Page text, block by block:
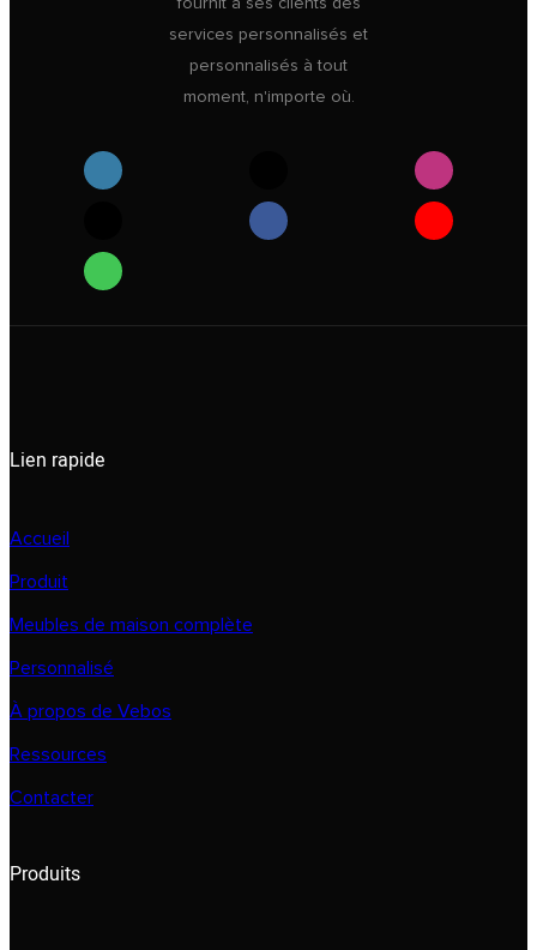
fournit à ses clients des
services personnalisés et
personnalisés à tout
moment, n'importe où.
Lien rapide
Accueil
Produit
Meubles de maison complète
Personnalisé
À propos de Vebos
Ressources
Contacter
Produits